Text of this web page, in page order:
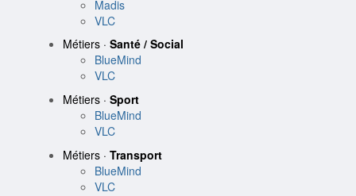
Madis
VLC
Métiers ·Santé / Social
BlueMind
VLC
Métiers ·Sport
BlueMind
VLC
Métiers ·Transport
BlueMind
VLC